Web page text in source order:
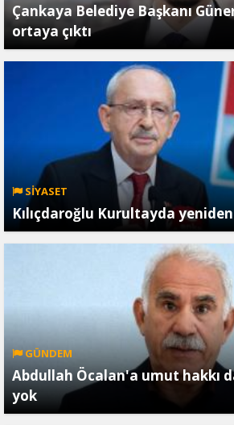
Çankaya Belediye Başkanı
ortaya çıktı
SİYASET
Kılıçdaroğlu Kurultayda
GÜNDEM
Abdullah Öcalan'a umut hakkı
yok